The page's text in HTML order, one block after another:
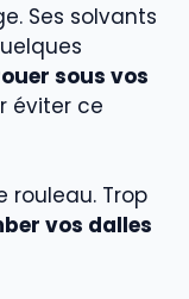
Ses solvants
sous vos
éviter ce
rouleau. Trop
vos dalles